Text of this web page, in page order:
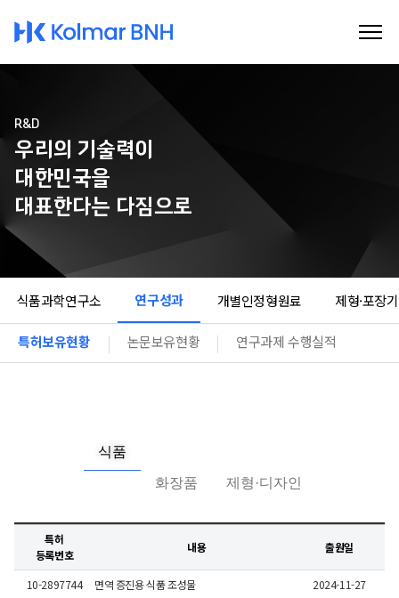
Kolmar BNH
R&D
우리의 기술력이
대한민국을
대표한다는 다짐으로
식품과학연구소 연구성과 개별인정형원료 제형·포장
특허보유현황 논문보유현황 연구과제 수행실적
식품
화장품 제형·디자인
특허
등록번호
내용 출원일
10-2897744 면역 증진용 식품 조성물 2024-11-27